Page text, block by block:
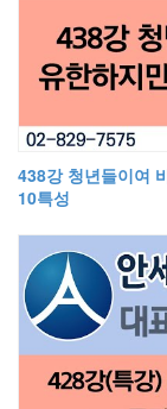
438강 청년들이여
10특성